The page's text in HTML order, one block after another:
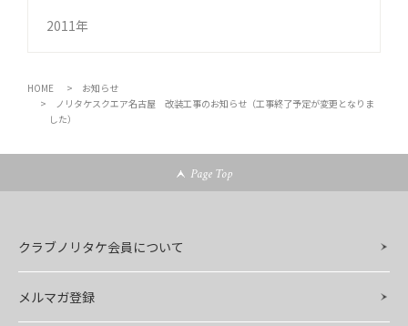
2011年
HOME
お知らせ
ノリタケスクエア名古屋 改装工事のお知らせ（工事終了予定が変更となりま
した）
Page Top
クラブノリタケ会員について
メルマガ登録